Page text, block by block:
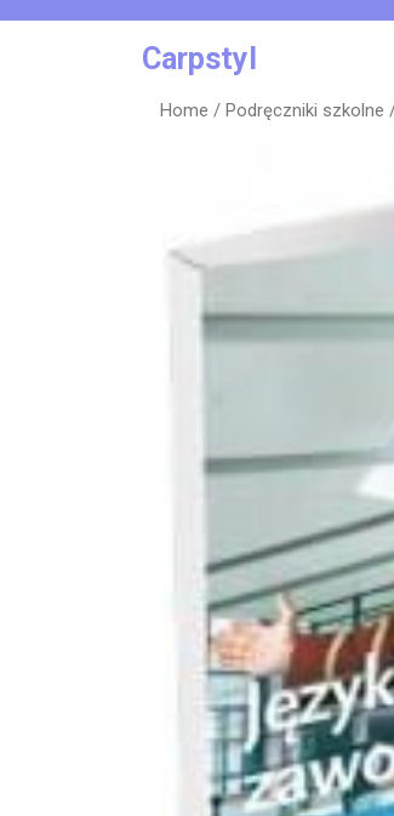
Carpstyl
Home / Podręczniki szkolne